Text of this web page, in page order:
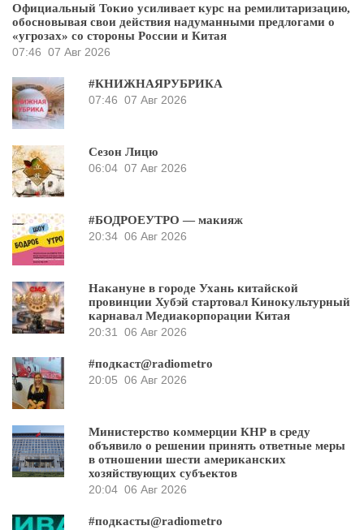
Официальный Токио усиливает курс на ремилитаризацию,
обосновывая свои действия надуманными предлогами о
«угрозах» со стороны России и Китая
07:46 07 Авг 2026
#КНИЖНАЯРУБРИКА
07:46 07 Авг 2026
Сезон Лицю
06:04 07 Авг 2026
#БОДРОЕУТРО — макияж
20:34 06 Авг 2026
Накануне в городе Ухань китайской
провинции Хубэй стартовал Кинокультурный
карнавал Медиакорпорации Китая
20:31
06 Авг 2026
#подкаст@radiometro
20:05 06 Авг 2026
Министерство коммерции КНР в среду
объявило о решении принять ответные меры
в отношении шести американских
хозяйствующих субъектов
20:04 06 Авг 2026
#подкасты@radiometro